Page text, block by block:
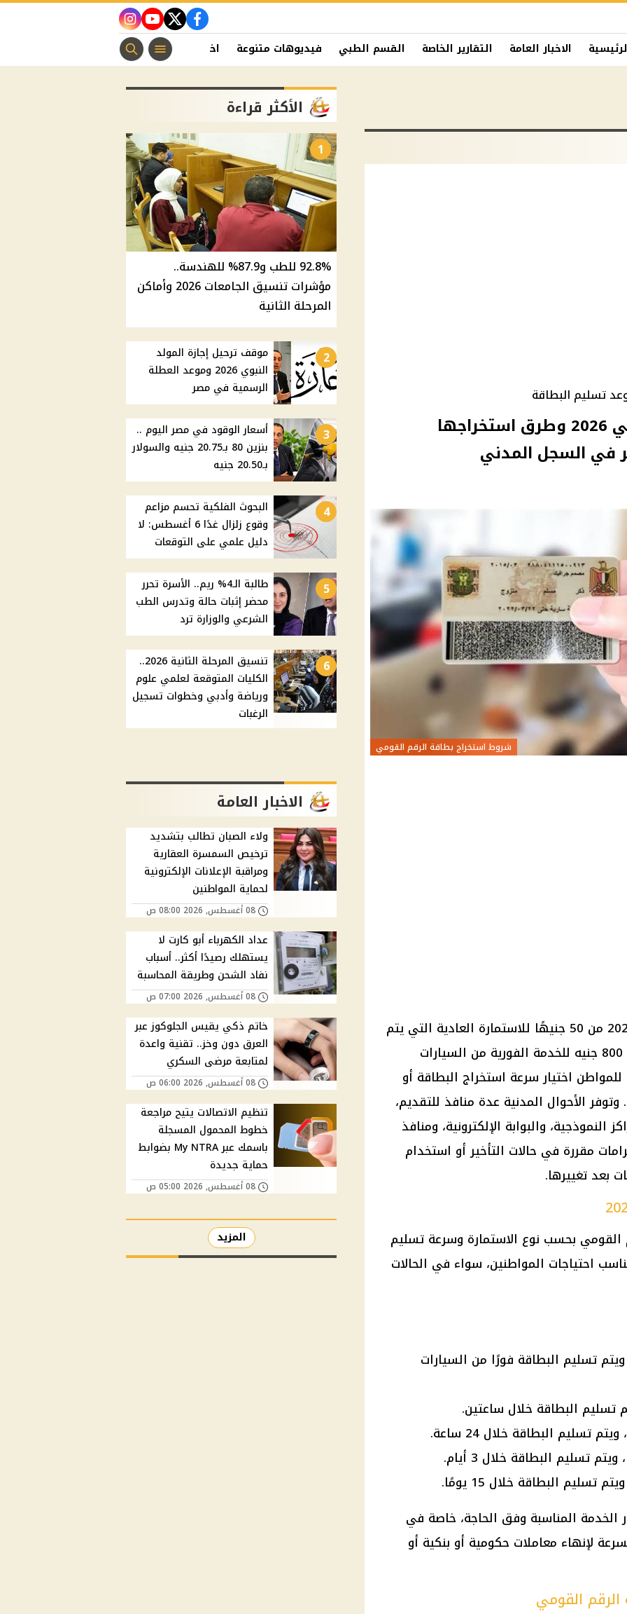
facebook
twitter
youtube
instagram
الاخبار العامة التقارير الخاصة القسم الطبي فيديوهات متنوعة اخبار الفن منوعات مسيحية
تسليم البطاقة
أسعار بطاقة الرقم القومي 2026 وطرق استخراجها
في السجل المدني
شروط استخراج بطاقة الرقم القومي
تبدأ أسعار بطاقة الرقم القومي 2026 من 50 جنيهًا للاستمارة العادية التي يتم
تسليمها خلال 15 يومًا، وتصل إلى 800 جنيه للخدمة الفورية من السيارات
اختيار سرعة استخراج البطاقة أو
الأحوال المدنية عدة منافذ للتقديم،
والبوابة الإلكترونية، ومنافذ
مقررة في حالات التأخير أو استخدام
بعد تغييرها.
بحسب نوع الاستمارة وسرعة تسليم
احتياجات المواطنين، سواء في الحالات
الفورية: 800 جنيه، ويتم تسليم البطاقة فورًا من السيارات
الخدمة المناسبة وفق الحاجة، خاصة في
لإنهاء معاملات حكومية أو بنكية أو
القومي
الأكثر قراءة
1
92.8% للطب و87.9% للهندسة..
مؤشرات تنسيق الجامعات 2026 وأماكن
المرحلة الثانية
2
موقف ترحيل إجازة المولد
النبوي 2026 وموعد العطلة
الرسمية في مصر
3
أسعار الوقود في مصر اليوم ..
بنزين 80 بـ20.75 جنيه والسولار
بـ20.50 جنيه
4
البحوث الفلكية تحسم مزاعم
وقوع زلزال غدًا 6 أغسطس: لا
دليل علمي على التوقعات
5
طالبة الـ4% ريم.. الأسرة تحرر
محضر إثبات حالة وتدرس الطب
الشرعي والوزارة ترد
6
تنسيق المرحلة الثانية 2026..
الكليات المتوقعة لعلمي علوم
ورياضة وأدبي وخطوات تسجيل
الرغبات
الاخبار العامة
ولاء الصبان تطالب بتشديد
ترخيص السمسرة العقارية
ومراقبة الإعلانات الإلكترونية
لحماية المواطنين
08 أغسطس, 2026 08:00 ص
عداد الكهرباء أبو كارت لا
يستهلك رصيدًا أكثر.. أسباب
نفاد الشحن وطريقة المحاسبة
08 أغسطس, 2026 07:00 ص
خاتم ذكي يقيس الجلوكوز عبر
العرق دون وخز.. تقنية واعدة
لمتابعة مرضى السكري
08 أغسطس, 2026 06:00 ص
تنظيم الاتصالات يتيح مراجعة
خطوط المحمول المسجلة
باسمك عبر My NTRA بضوابط
حماية جديدة
08 أغسطس, 2026 05:00 ص
المزيد